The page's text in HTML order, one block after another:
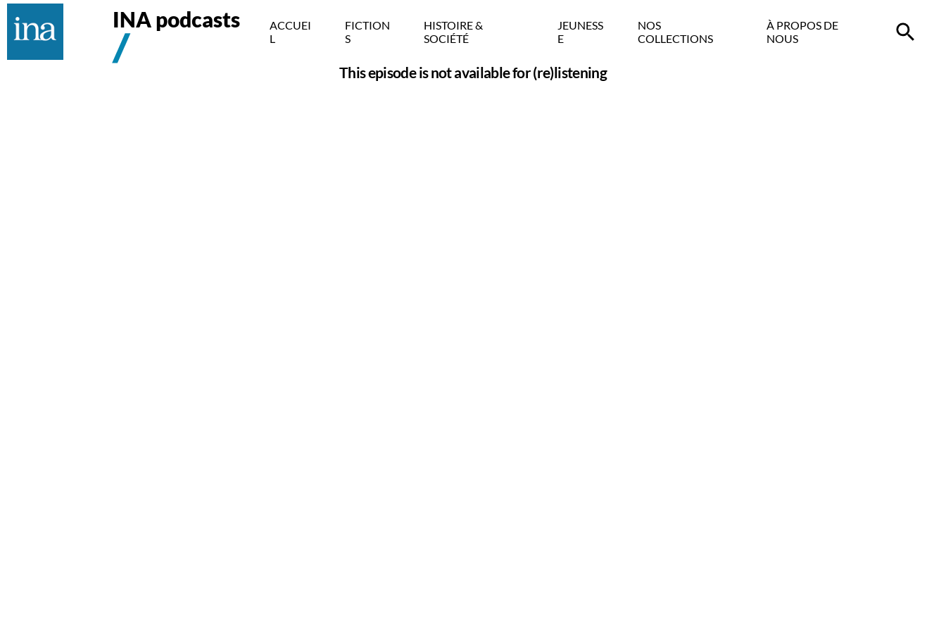
INA podcasts
ACCUEI
L
FICTION
S
HISTOIRE &
SOCIÉTÉ
JEUNESS
E
NOS
COLLECTIONS
À PROPOS DE
NOUS
This episode is not available for (re)listening